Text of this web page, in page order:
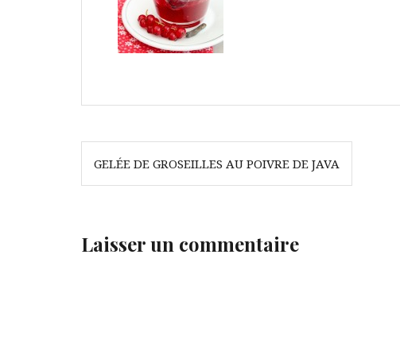
Navigation
deGELÉE DE GROSEILLES AU POIVRE DE JAVA
Laisser un commentaire